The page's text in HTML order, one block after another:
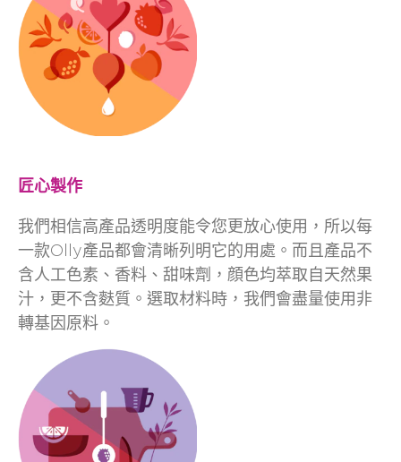
匠心製作
我們相信高產品透明度能令您更放心使用，所以每
一款Olly產品都會清晰列明它的用處。而且產品不
含人工色素、香料、甜味劑，顔色均萃取自天然果
汁，更不含麩質。選取材料時，我們會盡量使用非
轉基因原料。